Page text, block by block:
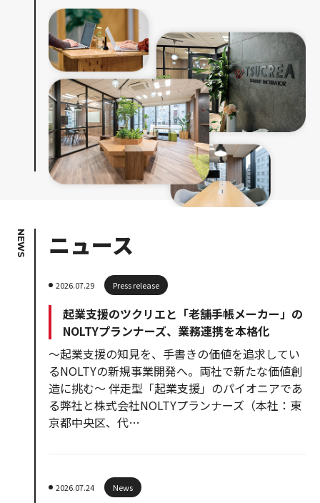
NEWS ニュース
2026.07.29 Press release
起業支援のツクリエと「老舗手帳メーカー」の
NOLTYプランナーズ、業務連携を本格化
〜起業支援の知見を、手書きの価値を追求してい
るNOLTYの新規事業開発へ。両社で新たな価値創
造に挑む〜 伴走型「起業支援」のパイオニアであ
る弊社と株式会社NOLTYプランナーズ（本社：東
京都中央区、代…
2026.07.24 News